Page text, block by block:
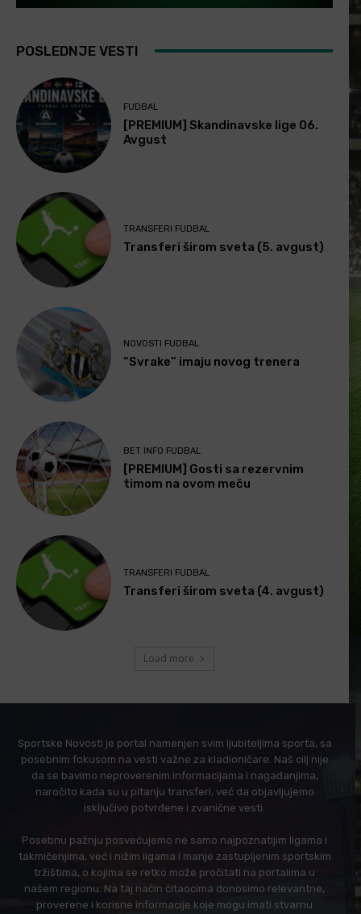
POSLEDNJE VESTI
FUDBAL
[PREMIUM] Skandinavske lige 06.
Avgust
TRANSFERI FUDBAL
Transferi širom sveta (5. avgust)
NOVOSTI FUDBAL
“Svrake” imaju novog trenera
BET INFO FUDBAL
[PREMIUM] Gosti sa rezervnim
timom na ovom meču
TRANSFERI FUDBAL
Transferi širom sveta (4. avgust)
Load more
Sportske Novosti je portal namenjen svim ljubiteljima sporta, sa
posebnim fokusom na vesti važne za kladioničare. Naš cilj nije
da se bavimo neproverenim informacijama i nagađanjima,
naročito kada su u pitanju transferi, već da objavljujemo
isključivo potvrđene i zvanične vesti.
Posebnu pažnju posvećujemo ne samo najpoznatijim ligama i
takmičenjima, već i nižim ligama i manje zastupljenim sportskim
tržištima, o kojima se retko može pročitati na portalima u
našem regionu. Na taj način čitaocima donosimo relevantne,
proverene i korisne informacije koje mogu imati stvarnu